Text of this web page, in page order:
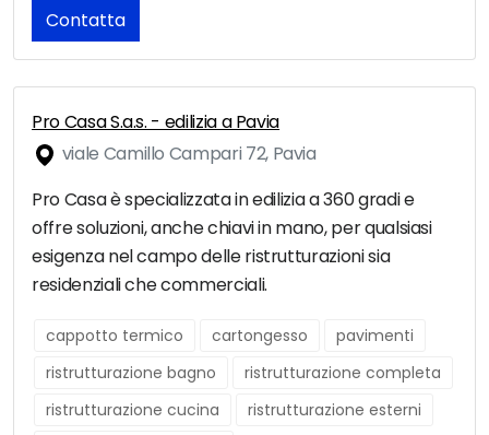
Contatta
Pro Casa S.a.s. - edilizia a Pavia
viale Camillo Campari 72, Pavia
Pro Casa è specializzata in edilizia a 360 gradi e
offre soluzioni, anche chiavi in mano, per qualsiasi
esigenza nel campo delle ristrutturazioni sia
residenziali che commerciali.
cappotto termico cartongesso
pavimenti
ristrutturazione bagno
ristrutturazione completa
ristrutturazione cucina
ristrutturazione esterni